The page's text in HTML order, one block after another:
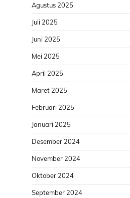
Agustus 2025
Juli 2025
Juni 2025
Mei 2025
April 2025
Maret 2025
Februari 2025
Januari 2025
Desember 2024
November 2024
Oktober 2024
September 2024